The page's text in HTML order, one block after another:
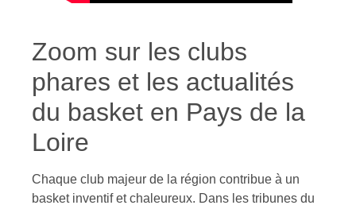
Zoom sur les clubs
phares et les actualités
du basket en Pays de la
Loire
Chaque club majeur de la région contribue à un
basket inventif et chaleureux. Dans les tribunes du